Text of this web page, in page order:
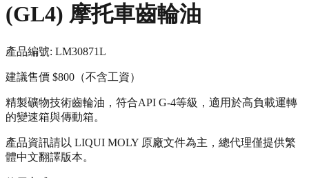
(GL4) 摩托車齒輪油
產品編號: LM30871L
建議售價 $800 （不含工資）
精製礦物技術齒輪油，符合API G-4等級，適用於高負載運轉
的變速箱與傳動箱。
產品資訊請以 LIQUI MOLY 原廠文件為主，總代理僅提供繁
體中文翻譯版本。